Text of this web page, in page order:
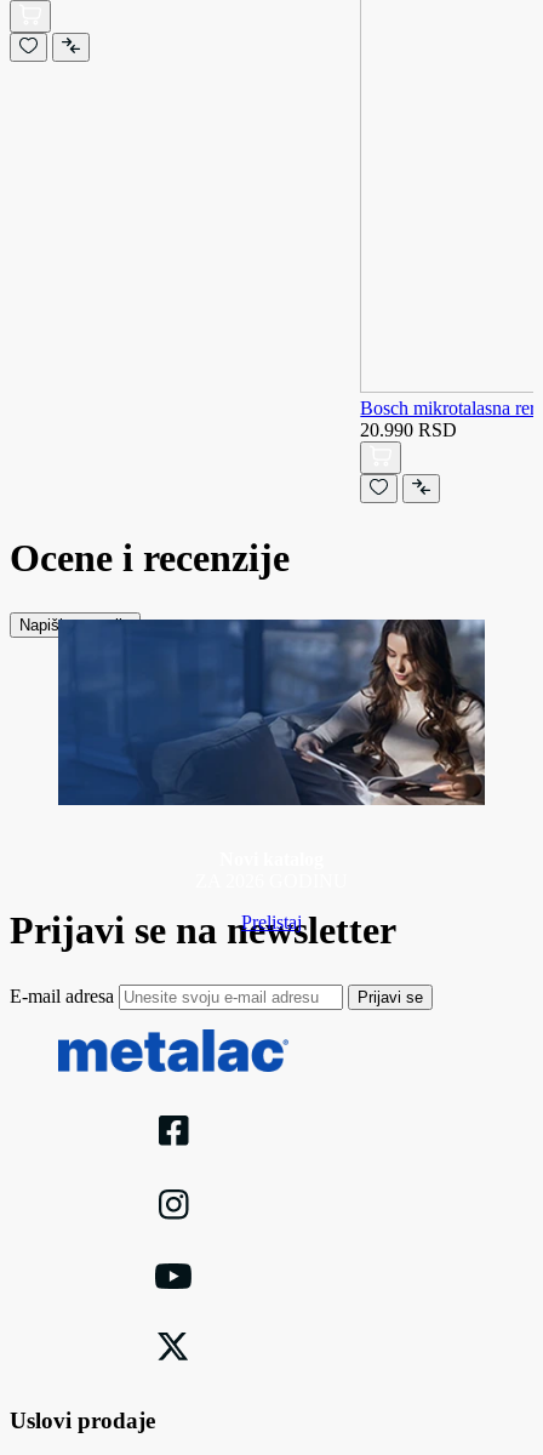
Bosch mikrotalasna
20.990 RSD
Ocene i recenzije
Napiši recenziju
Prelistaj
Prijavi se na newsletter
E-mail adresa Prijavi se
Uslovi prodaje